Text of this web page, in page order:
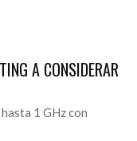
A CONSIDERAR
1 GHz con